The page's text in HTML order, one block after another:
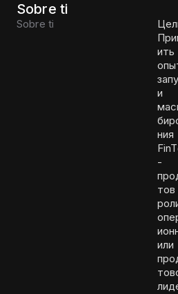
Sobre ti
Sobre ti
ить
и
ния
-
тов
или